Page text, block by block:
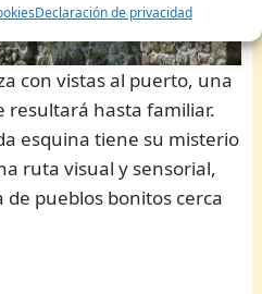
Declaración de privacidad
con vistas al puerto, una
resultará hasta familiar.
esquina tiene su misterio
ruta visual y sensorial,
de pueblos bonitos cerca